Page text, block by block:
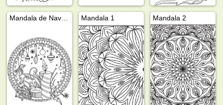
Mandala 1 Mandala 2